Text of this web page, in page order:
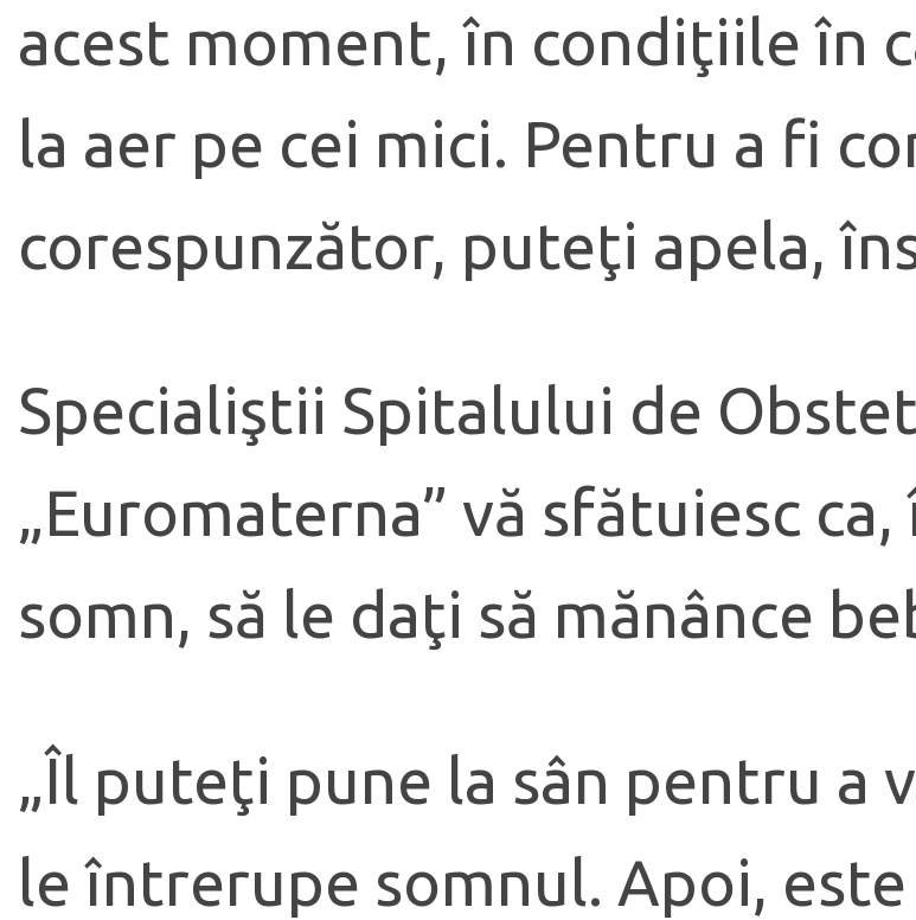
acest moment, în condiţiile în
la aer pe cei mici. Pentru a fi
corespunzător, puteţi apela,
Specialiştii Spitalului de
„Euromaterna” vă sfătuiesc
somn, să le daţi să mănânce
„Îl puteţi pune la sân pentru a
le întrerupe somnul. Apoi,